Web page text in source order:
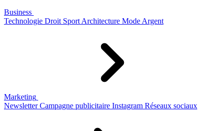
Business
Technologie Droit Sport Architecture Mode Argent
Marketing
Newsletter Campagne publicitaire Instagram Réseaux sociaux